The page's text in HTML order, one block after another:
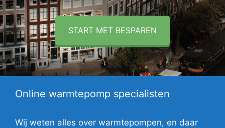
START MET BESPAREN
Online warmtepomp specialisten
Wij weten alles over warmtepompen, en daar